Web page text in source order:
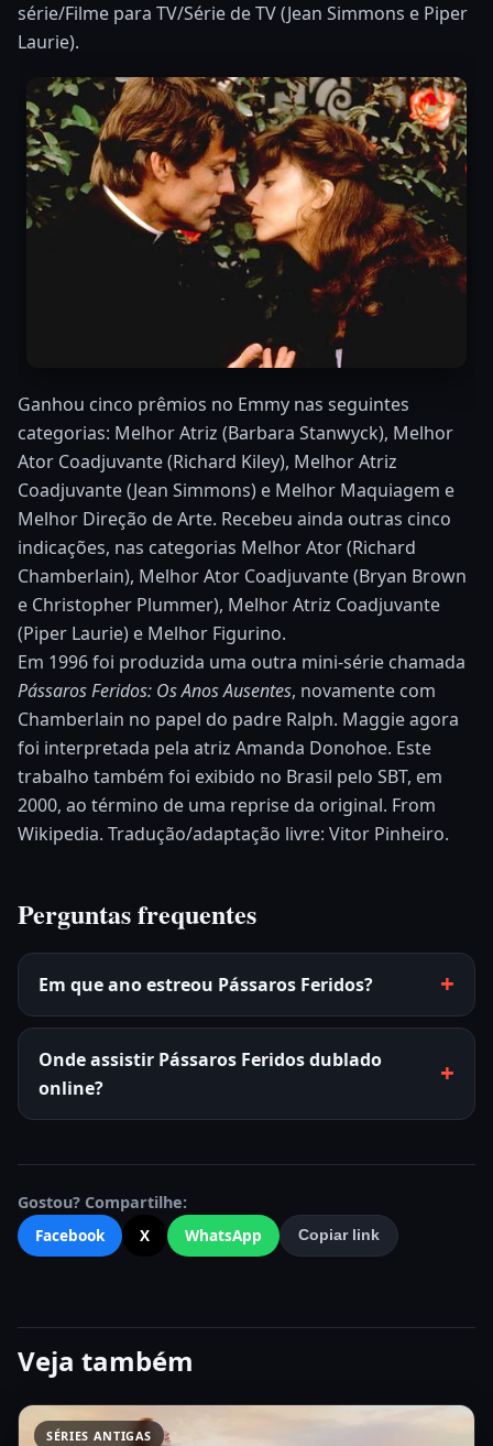
série/Filme para TV/Série de TV (Jean Simmons e Piper
Laurie).
Ganhou cinco prêmios no Emmy nas seguintes
categorias: Melhor Atriz (Barbara Stanwyck), Melhor
Ator Coadjuvante (Richard Kiley), Melhor Atriz
Coadjuvante (Jean Simmons) e Melhor Maquiagem e
Melhor Direção de Arte. Recebeu ainda outras cinco
indicações, nas categorias Melhor Ator (Richard
Chamberlain), Melhor Ator Coadjuvante (Bryan Brown
e Christopher Plummer), Melhor Atriz Coadjuvante
(Piper Laurie) e Melhor Figurino.
Em 1996 foi produzida uma outra mini-série chamada
Pássaros Feridos: Os Anos Ausentes, novamente com
Chamberlain no papel do padre Ralph. Maggie agora
foi interpretada pela atriz Amanda Donohoe. Este
trabalho também foi exibido no Brasil pelo SBT, em
2000, ao término de uma reprise da original. From
Wikipedia. Tradução/adaptação livre: Vitor Pinheiro.
Perguntas frequentes
Em que ano estreou Pássaros Feridos?
Onde assistir Pássaros Feridos dublado
online?
Gostou? Compartilhe:
Facebook
X WhatsApp Copiar link
Veja também
SÉRIES ANTIGAS